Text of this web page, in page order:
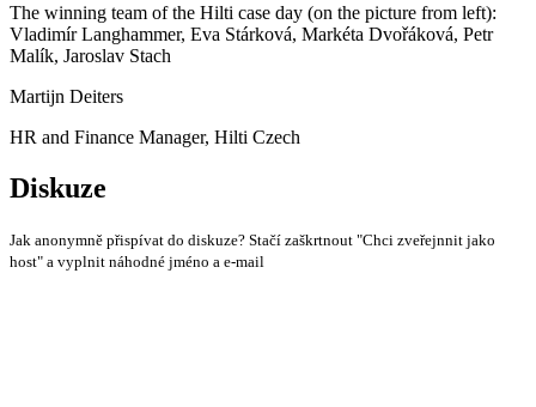
The winning team of the Hilti case day (on the picture from left):
Vladimír Langhammer, Eva Stárková, Markéta Dvořáková, Petr
Malík, Jaroslav Stach
Martijn Deiters
HR and Finance Manager, Hilti Czech
Diskuze
Jak anonymně přispívat do diskuze? Stačí zaškrtnout "Chci zveřejnnit jako
host" a vyplnit náhodné jméno a e-mail